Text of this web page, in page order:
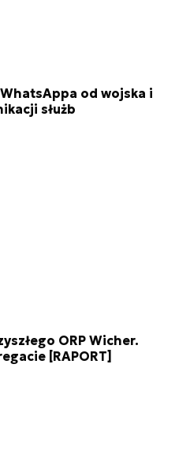
od wojska i
służb
ORP Wicher.
[RAPORT]